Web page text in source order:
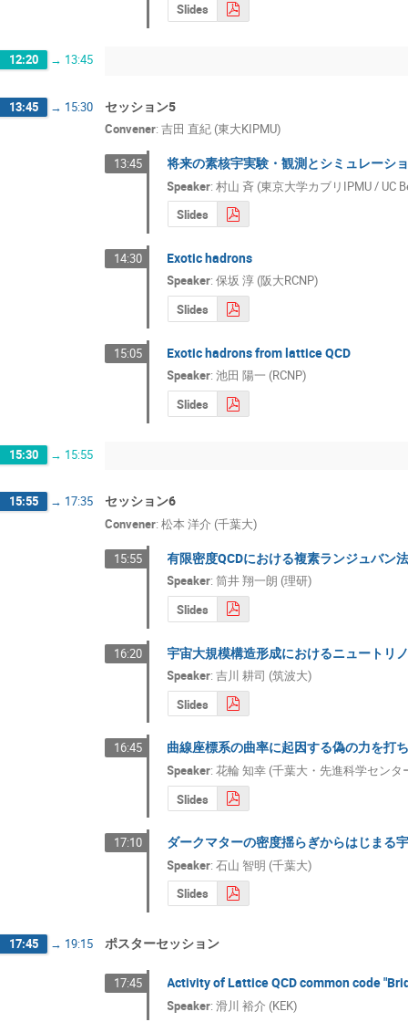
Slides
12:20 → 13:45
13:45 → 15:30 セッション5
Convener: 吉田 直紀 (東大KIPMU)
13:45 将来の素核宇実験・観測とシミュレーシ
Speaker:村山 斉 (東京大学カブリIPMU / UC
Slides
14:30 Exotic hadrons
Speaker:保坂 淳 (阪大RCNP)
Slides
15:05 Exotic hadrons from lattice QCD
Speaker:池田 陽一 (RCNP)
Slides
15:30 → 15:55
15:55 → 17:35 セッション6
Convener: 松本 洋介 (千葉大)
15:55 有限密度QCDにおける複素ランジュバン
Speaker:筒井 翔一朗 (理研)
Slides
16:20 宇宙大規模構造形成におけるニュートリ
Speaker:吉川 耕司 (筑波大)
Slides
16:45 曲線座標系の曲率に起因する偽の力を打
Speaker:花輪 知幸 (千葉大・先進科学センタ
Slides
17:10 ダークマターの密度揺らぎからはじまる
Speaker:石山 智明 (千葉大)
Slides
17:45 → 19:15 ポスターセッション
17:45 Activity of Lattice QCD common code
Speaker:滑川 裕介 (KEK)